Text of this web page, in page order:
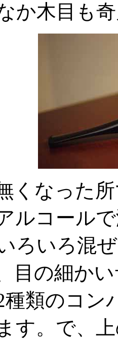
か木目も
くなった
ルコール
ろいろ混
目の細か
種類のコン
す。で、